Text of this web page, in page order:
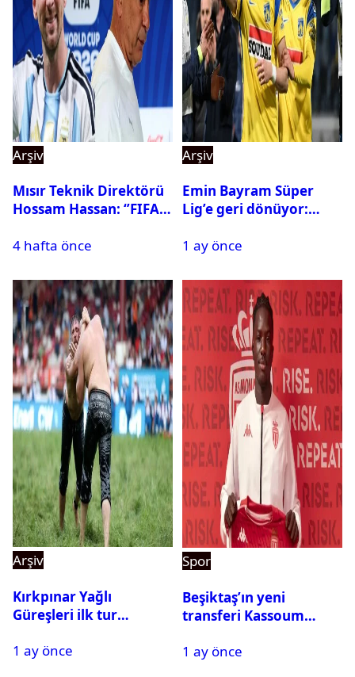
Arşiv
Mısır Teknik Direktörü
Hossam Hassan: ‘’FIFA,
istemiyor’’
4 hafta önce
Arşiv
Emin Bayram Süper
Lig’e geri dönüyor:
1 ay önce
Arşiv
Kırkpınar Yağlı
Güreşleri ilk tur
2. tura geçen
1 ay önce
Spor
Beşiktaş’ın yeni
transferi Kassoum
gelecek? Resmi
1 ay önce